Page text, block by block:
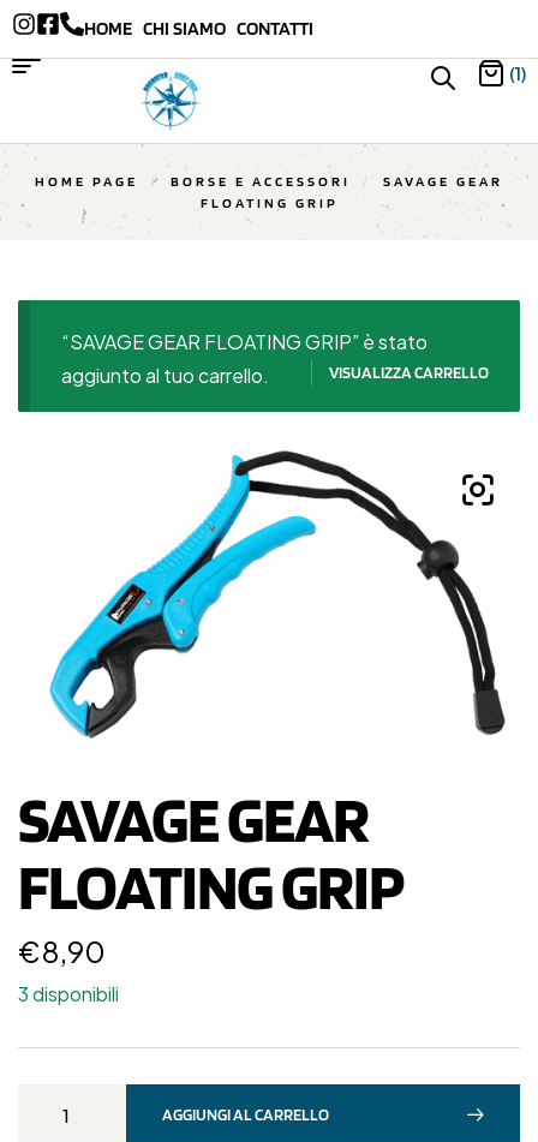
HOME CHI SIAMO CONTATTI
(1)
HOME PAGE / BORSE E ACCESSORI /
SAVAGE GEAR
FLOATING GRIP
“SAVAGE GEAR FLOATING GRIP” è stato
aggiunto al tuo carrello.
VISUALIZZA CARRELLO
SAVAGE GEAR
FLOATING GRIP
€8,90
3 disponibili
AGGIUNGI AL CARRELLO